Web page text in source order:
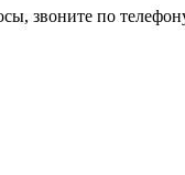
звоните по